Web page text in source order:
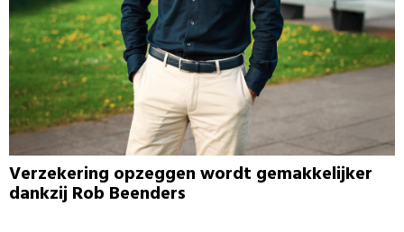
Verzekering opzeggen wordt gemakkelijker
dankzij Rob Beenders